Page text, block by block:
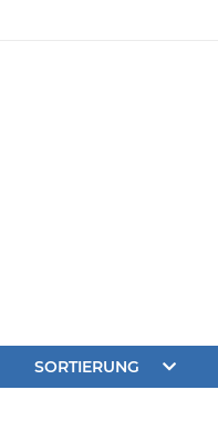
SORTIERUNG